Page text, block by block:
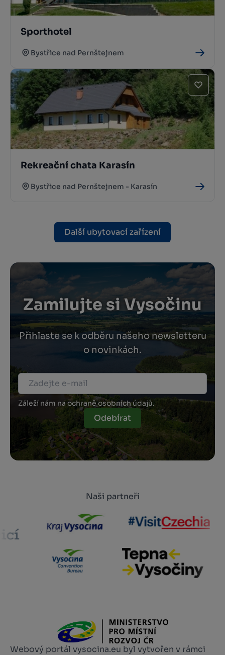
Sporthotel
Bystřice nad Pernštejnem
Rekreační chata Karasín
Bystřice nad Pernštejnem - Karasín
Další ubytovací zařízení
Zamilujte si Vysočinu
Přihlaste se k odběru našeho newsletteru
o novinkách.
Záleží nám na ochraně osobních údajů.
Odebírat
Naši partneři
Webový portál vysocina.eu byl vytvořen v rámci